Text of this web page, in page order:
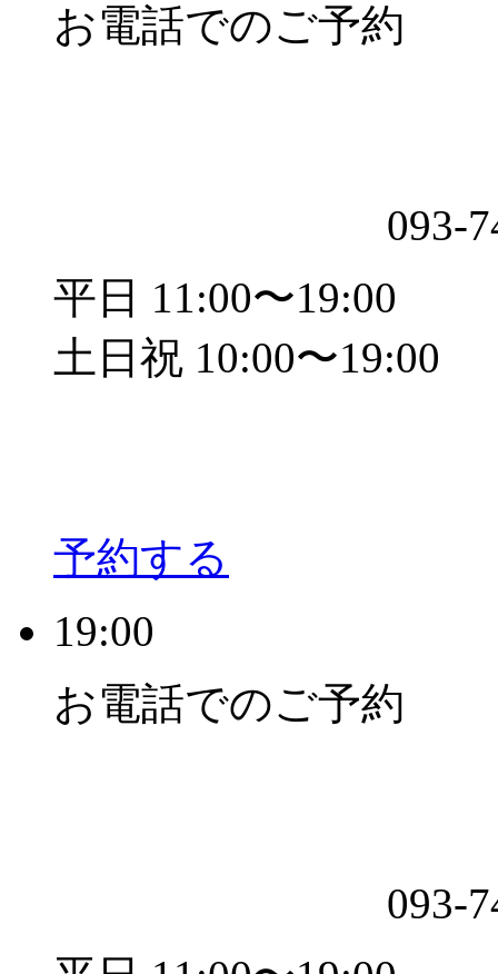
お電話でのご予約
093-
平日 11:00〜19:00
土日祝 10:00〜19:00
予約する
19:00
お電話でのご予約
093-